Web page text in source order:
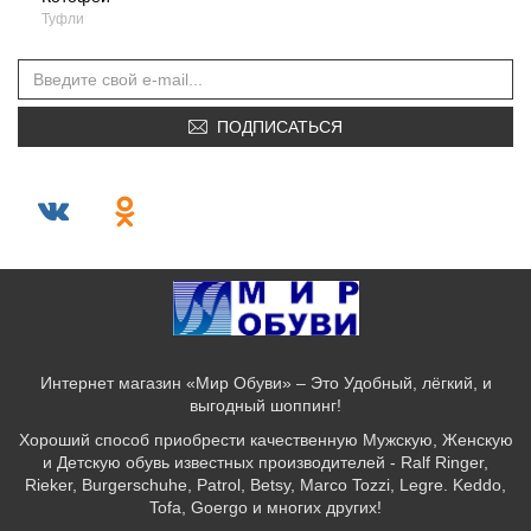
Туфли
ПОДПИСАТЬСЯ
Интернет магазин «Мир Обуви» – Это Удобный, лёгкий, и
выгодный шоппинг!
Хороший способ приобрести качественную Мужскую, Женскую
и Детскую обувь известных производителей - Ralf Ringer,
Rieker, Burgerschuhe, Patrol, Betsy, Marco Tozzi, Legre. Keddo,
Tofa, Goergo и многих других!